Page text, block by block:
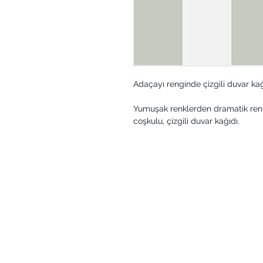
Adaçayı renginde çizgili duvar
Yumuşak renklerden dramatik
coşkulu, çizgili duvar kağıdı.